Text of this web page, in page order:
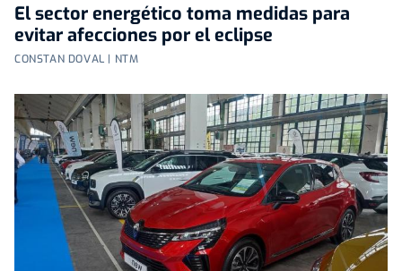
El sector energético toma medidas para
evitar afecciones por el eclipse
CONSTAN DOVAL | NTM